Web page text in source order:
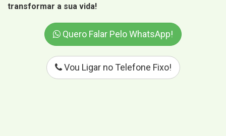
transformar a sua vida!
Quero Falar Pelo WhatsApp!
Vou Ligar no Telefone Fixo!